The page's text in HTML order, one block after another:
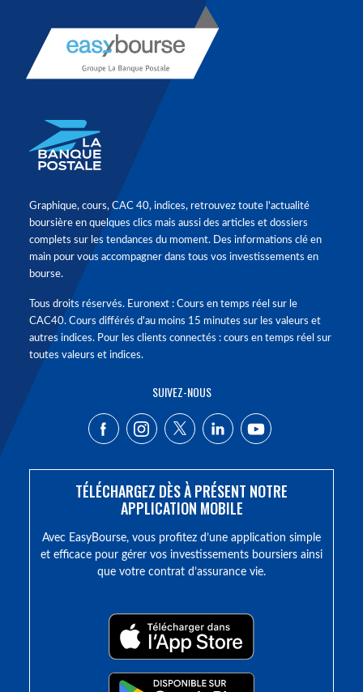
Graphique, cours, CAC 40, indices, retrouvez toute l'actualité
boursière en quelques clics mais aussi des articles et dossiers
complets sur les tendances du moment. Des informations clé en
main pour vous accompagner dans tous vos investissements en
bourse.
Tous droits réservés. Euronext : Cours en temps réel sur le
CAC40. Cours différés d'au moins 15 minutes sur les valeurs et
autres indices. Pour les clients connectés : cours en temps réel sur
toutes valeurs et indices.
SUIVEZ-NOUS
TÉLÉCHARGEZ DÈS À PRÉSENT NOTRE
APPLICATION MOBILE
Avec EasyBourse, vous profitez d’une application simple
et efficace pour gérer vos investissements boursiers ainsi
que votre contrat d’assurance vie.